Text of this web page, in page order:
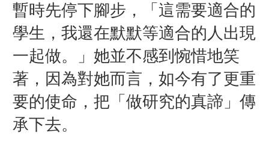
暫時先停下腳步，「這需要適合的
學生，我還在默默等適合的人出現
一起做。」她並不感到惋惜地笑
著，因為對她而言，如今有了更重
要的使命，把「做研究的真諦」傳
承下去。